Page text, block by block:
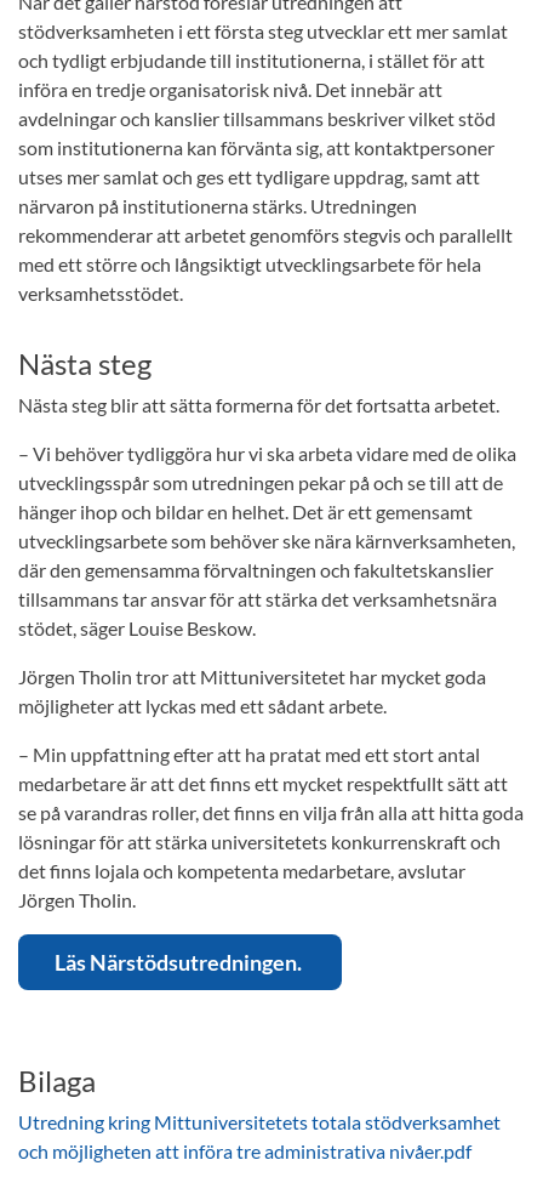
stödverksamheten i ett första steg utvecklar ett mer samlat
och tydligt erbjudande till institutionerna, i stället för att
införa en tredje organisatorisk nivå. Det innebär att
avdelningar och kanslier tillsammans beskriver vilket stöd
som institutionerna kan förvänta sig, att kontaktpersoner
utses mer samlat och ges ett tydligare uppdrag, samt att
närvaron på institutionerna stärks. Utredningen
rekommenderar att arbetet genomförs stegvis och parallellt
med ett större och långsiktigt utvecklingsarbete för hela
verksamhetsstödet.
Nästa steg
Nästa steg blir att sätta formerna för det fortsatta arbetet.
– Vi behöver tydliggöra hur vi ska arbeta vidare med de olika
utvecklingsspår som utredningen pekar på och se till att de
hänger ihop och bildar en helhet. Det är ett gemensamt
utvecklingsarbete som behöver ske nära kärnverksamheten,
där den gemensamma förvaltningen och fakultetskanslier
tillsammans tar ansvar för att stärka det verksamhetsnära
stödet, säger Louise Beskow.
Jörgen Tholin tror att Mittuniversitetet har mycket goda
möjligheter att lyckas med ett sådant arbete.
– Min uppfattning efter att ha pratat med ett stort antal
medarbetare är att det finns ett mycket respektfullt sätt att
se på varandras roller, det finns en vilja från alla att hitta goda
lösningar för att stärka universitetets konkurrenskraft och
det finns lojala och kompetenta medarbetare, avslutar
Jörgen Tholin.
Läs Närstödsutredningen.
Bilaga
Utredning kring Mittuniversitetets totala stödverksamhet
och möjligheten att införa tre administrativa nivåer.pdf